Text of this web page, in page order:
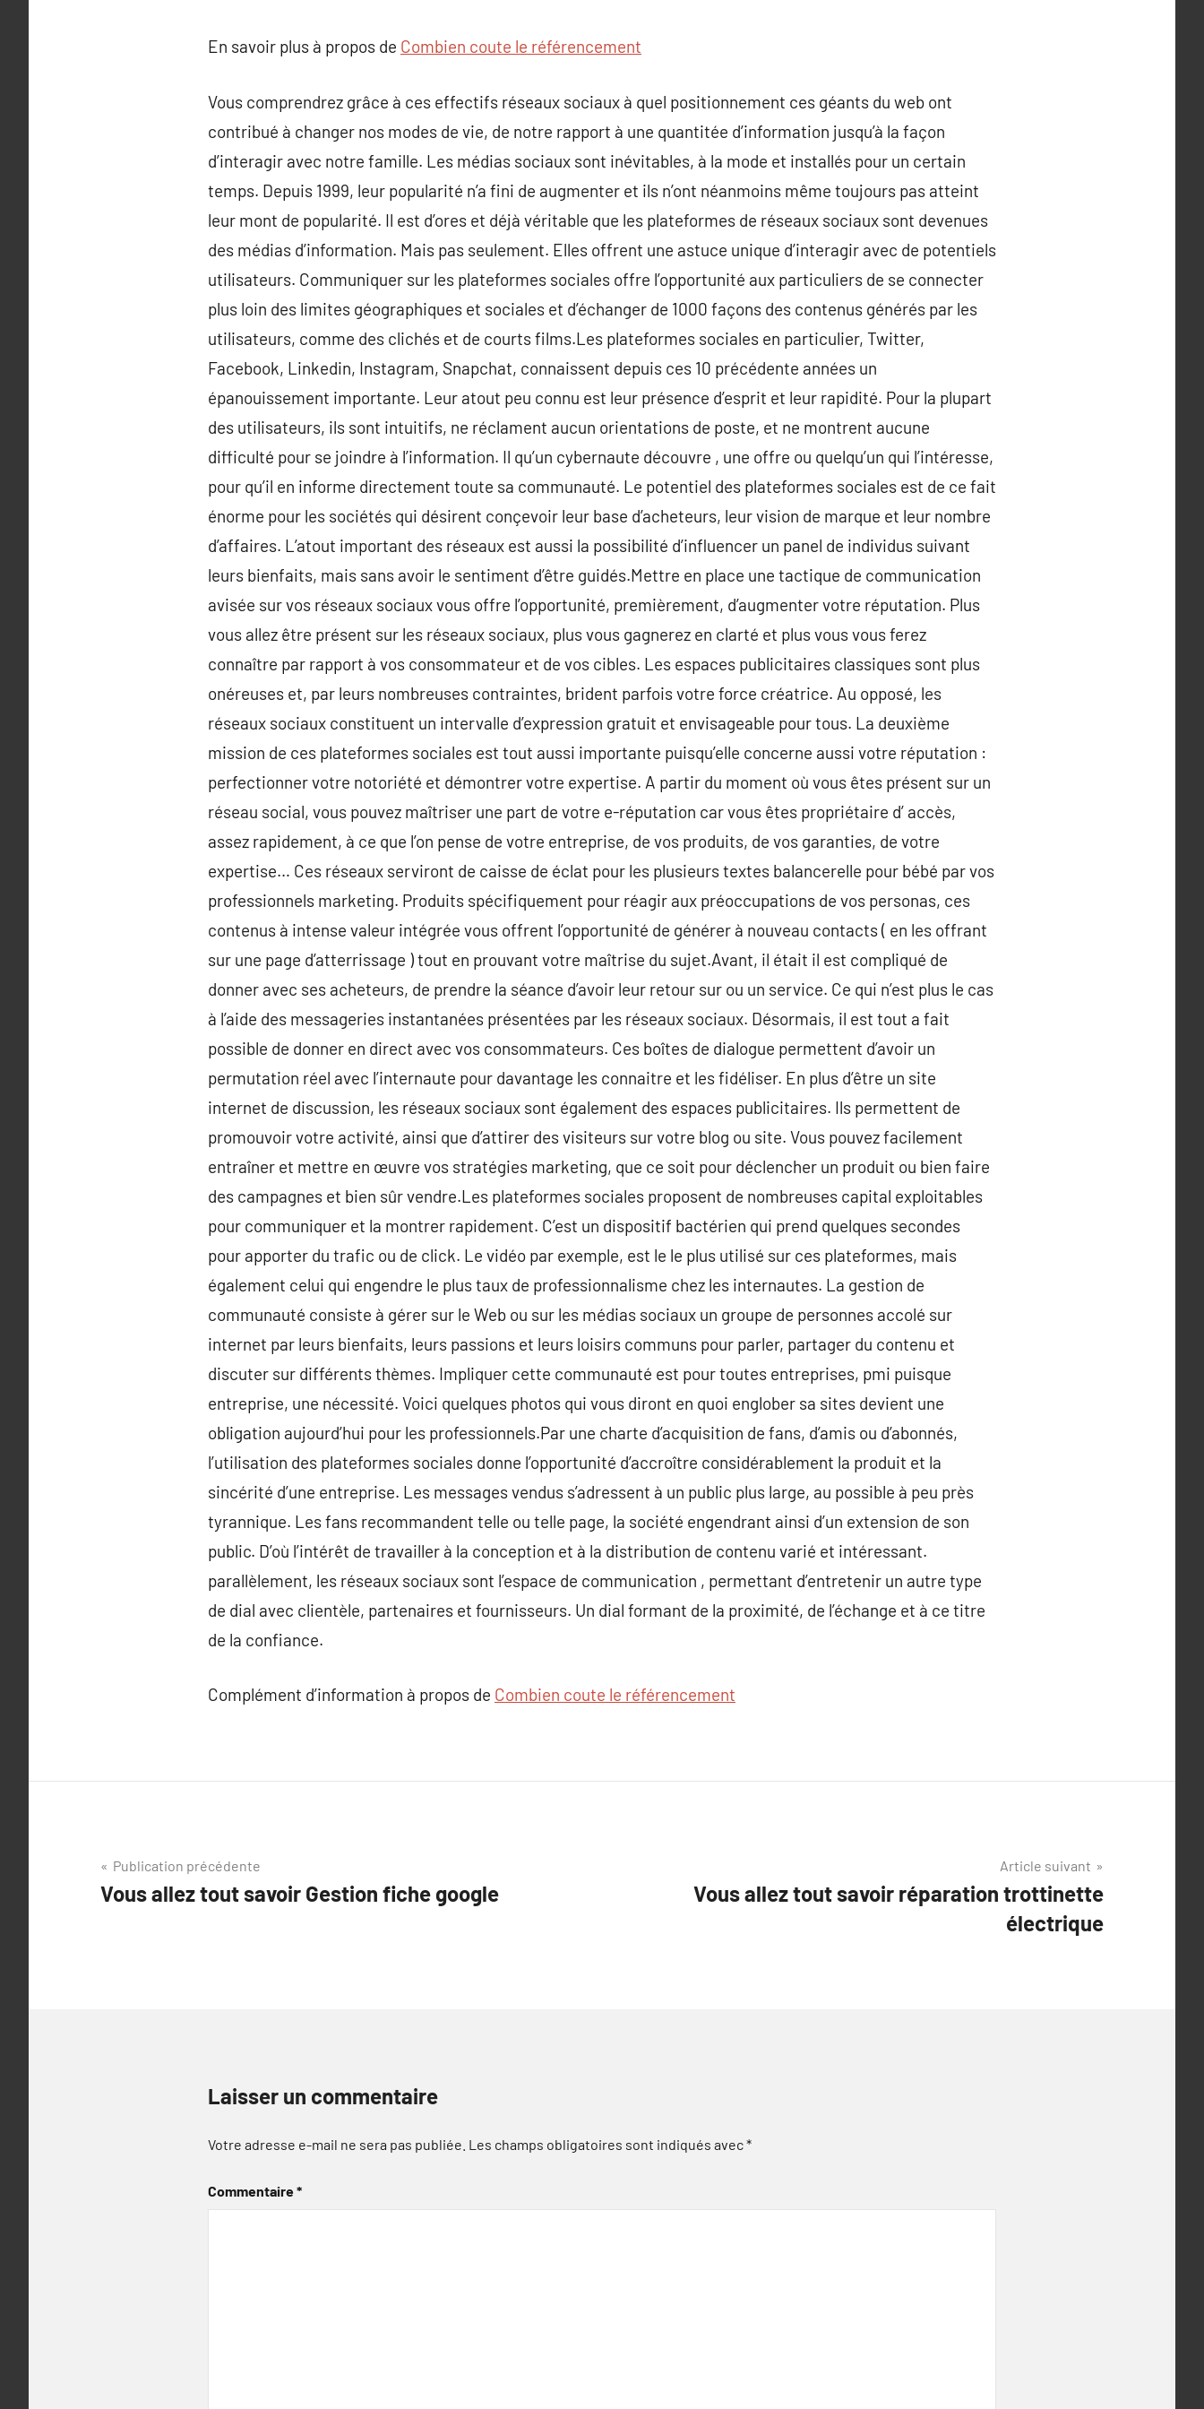
En savoir plus à propos de Combien coute le référencement
Vous comprendrez grâce à ces effectifs réseaux sociaux à quel positionnement ces géants du web ont
contribué à changer nos modes de vie, de notre rapport à une quantitée d’information jusqu’à la façon
d’interagir avec notre famille. Les médias sociaux sont inévitables, à la mode et installés pour un certain
temps. Depuis 1999, leur popularité n’a fini de augmenter et ils n’ont néanmoins même toujours pas atteint
leur mont de popularité. Il est d’ores et déjà véritable que les plateformes de réseaux sociaux sont devenues
des médias d’information. Mais pas seulement. Elles offrent une astuce unique d’interagir avec de potentiels
utilisateurs. Communiquer sur les plateformes sociales offre l’opportunité aux particuliers de se connecter
plus loin des limites géographiques et sociales et d’échanger de 1000 façons des contenus générés par les
utilisateurs, comme des clichés et de courts films.Les plateformes sociales en particulier, Twitter,
Facebook, Linkedin, Instagram, Snapchat, connaissent depuis ces 10 précédente années un
épanouissement importante. Leur atout peu connu est leur présence d’esprit et leur rapidité. Pour la plupart
des utilisateurs, ils sont intuitifs, ne réclament aucun orientations de poste, et ne montrent aucune
difficulté pour se joindre à l’information. Il qu’un cybernaute découvre , une offre ou quelqu’un qui l’intéresse,
pour qu’il en informe directement toute sa communauté. Le potentiel des plateformes sociales est de ce fait
énorme pour les sociétés qui désirent conçevoir leur base d’acheteurs, leur vision de marque et leur nombre
d’affaires. L’atout important des réseaux est aussi la possibilité d’influencer un panel de individus suivant
leurs bienfaits, mais sans avoir le sentiment d’être guidés.Mettre en place une tactique de communication
avisée sur vos réseaux sociaux vous offre l’opportunité, premièrement, d’augmenter votre réputation. Plus
vous allez être présent sur les réseaux sociaux, plus vous gagnerez en clarté et plus vous vous ferez
connaître par rapport à vos consommateur et de vos cibles. Les espaces publicitaires classiques sont plus
onéreuses et, par leurs nombreuses contraintes, brident parfois votre force créatrice. Au opposé, les
réseaux sociaux constituent un intervalle d’expression gratuit et envisageable pour tous. La deuxième
mission de ces plateformes sociales est tout aussi importante puisqu’elle concerne aussi votre réputation :
perfectionner votre notoriété et démontrer votre expertise. A partir du moment où vous êtes présent sur un
réseau social, vous pouvez maîtriser une part de votre e-réputation car vous êtes propriétaire d’ accès,
assez rapidement, à ce que l’on pense de votre entreprise, de vos produits, de vos garanties, de votre
expertise… Ces réseaux serviront de caisse de éclat pour les plusieurs textes balancerelle pour bébé par vos
professionnels marketing. Produits spécifiquement pour réagir aux préoccupations de vos personas, ces
contenus à intense valeur intégrée vous offrent l’opportunité de générer à nouveau contacts ( en les offrant
sur une page d’atterrissage ) tout en prouvant votre maîtrise du sujet.Avant, il était il est compliqué de
donner avec ses acheteurs, de prendre la séance d’avoir leur retour sur ou un service. Ce qui n’est plus le cas
à l’aide des messageries instantanées présentées par les réseaux sociaux. Désormais, il est tout a fait
possible de donner en direct avec vos consommateurs. Ces boîtes de dialogue permettent d’avoir un
permutation réel avec l’internaute pour davantage les connaitre et les fidéliser. En plus d’être un site
internet de discussion, les réseaux sociaux sont également des espaces publicitaires. Ils permettent de
promouvoir votre activité, ainsi que d’attirer des visiteurs sur votre blog ou site. Vous pouvez facilement
entraîner et mettre en œuvre vos stratégies marketing, que ce soit pour déclencher un produit ou bien faire
des campagnes et bien sûr vendre.Les plateformes sociales proposent de nombreuses capital exploitables
pour communiquer et la montrer rapidement. C’est un dispositif bactérien qui prend quelques secondes
pour apporter du trafic ou de click. Le vidéo par exemple, est le le plus utilisé sur ces plateformes, mais
également celui qui engendre le plus taux de professionnalisme chez les internautes. La gestion de
communauté consiste à gérer sur le Web ou sur les médias sociaux un groupe de personnes accolé sur
internet par leurs bienfaits, leurs passions et leurs loisirs communs pour parler, partager du contenu et
discuter sur différents thèmes. Impliquer cette communauté est pour toutes entreprises, pmi puisque
entreprise, une nécessité. Voici quelques photos qui vous diront en quoi englober sa sites devient une
obligation aujourd’hui pour les professionnels.Par une charte d’acquisition de fans, d’amis ou d’abonnés,
l’utilisation des plateformes sociales donne l’opportunité d’accroître considérablement la produit et la
sincérité d’une entreprise. Les messages vendus s’adressent à un public plus large, au possible à peu près
tyrannique. Les fans recommandent telle ou telle page, la société engendrant ainsi d’un extension de son
public. D’où l’intérêt de travailler à la conception et à la distribution de contenu varié et intéressant.
parallèlement, les réseaux sociaux sont l’espace de communication , permettant d’entretenir un autre type
de dial avec clientèle, partenaires et fournisseurs. Un dial formant de la proximité, de l’échange et à ce titre
de la confiance.
Complément d’information à propos de Combien coute le référencement
Navigation
de
Publication précédente
Vous allez tout savoir Gestion fiche google
Article suivant
Vous allez tout savoir réparation trottinette
électrique
Laisser un commentaire
Votre adresse e-mail ne sera pas publiée. Les champs obligatoires sont indiqués avec*
Commentaire*